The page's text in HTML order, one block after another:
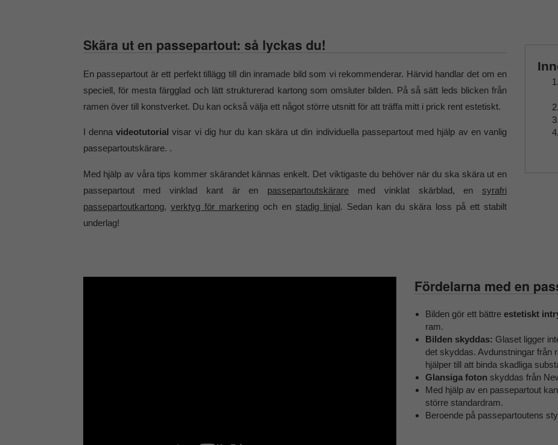
Skära ut en passepartout: så lyckas du!
En passepartout är ett perfekt tillägg till din inramade bild som vi rekommenderar. Härvid handlar det om en
speciell, för mesta färgglad och lätt strukturerad kartong som omsluter bilden. På så sätt leds blicken från
ramen över till konstverket. Du kan också välja ett något större utsnitt för att träffa mitt i prick rent estetiskt.
I dennavideotutorial visar vi dig hur du kan skära ut din individuella passepartout med hjälp av en vanlig
passepartoutskärare. .
Med hjälp av våra tips kommer skärandet kännas enkelt. Det viktigaste du behöver när du ska skära ut en
passepartout med vinklad kant är en passepartoutskärare med vinklat skärblad, ensyrafri
passepartoutkartong, verktyg för markeringoch en stadig linjal. Sedan kan du skära loss på ett stabilt
underlag!
Fördelarna med en
Bilden gör ett bättreestetiskt
ram.
Bilden skyddas: Glaset ligger
det skyddas. Avdunstningar från
hjälper till att binda skadliga
Glansiga fotonskyddas från
Med hjälp av en passepartout
större standardram.
Beroende på passepartoutens